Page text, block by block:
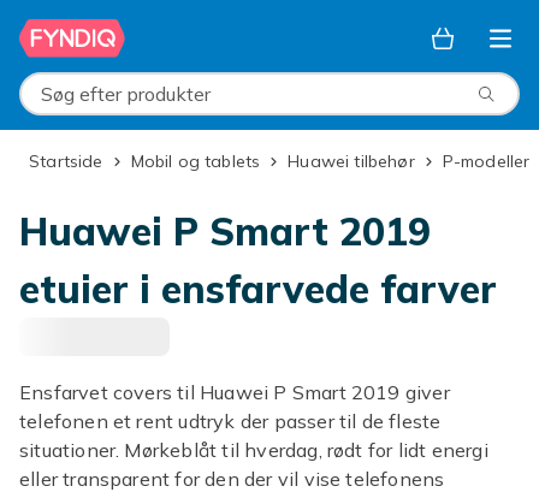
Spring til hovedindhold
Søg efter produkter
Startside Mobil og tablets Huawei tilbehør P-modeller
Huawei P Smart 2019
etuier i ensfarvede farver
Ensfarvet covers til Huawei P Smart 2019 giver
telefonen et rent udtryk der passer til de fleste
situationer. Mørkeblåt til hverdag, rødt for lidt energi
eller transparent for den der vil vise telefonens